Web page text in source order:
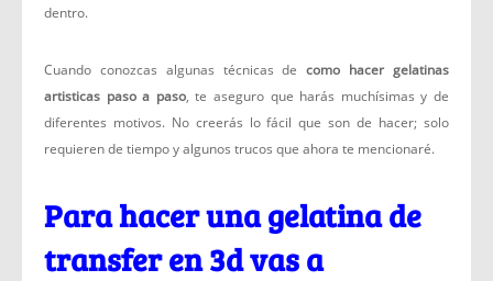
dentro.
Cuando conozcas algunas técnicas decomo hacer gelatinas
artisticas paso a paso, te aseguro que harás muchísimas y de
diferentes motivos. No creerás lo fácil que son de hacer; solo
requieren de tiempo y algunos trucos que ahora te mencionaré.
Para hacer una gelatina de
transfer en 3d vas a